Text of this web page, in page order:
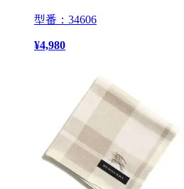
型番：34606
¥4,980